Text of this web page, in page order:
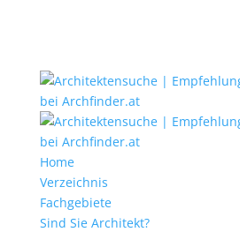
Home
Verzeichnis
Fachgebiete
Sind Sie Architekt?